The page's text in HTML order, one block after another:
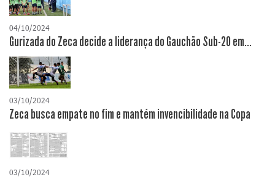
04/10/2024
Gurizada do Zeca decide a liderança do Gauchão Sub-20 em...
03/10/2024
Zeca busca empate no fim e mantém invencibilidade na Copa
03/10/2024